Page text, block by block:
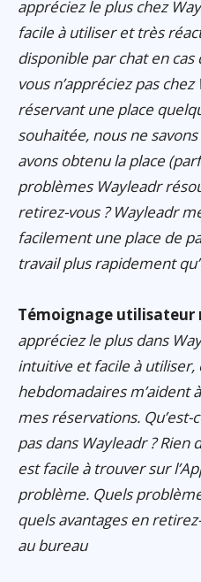
appréciez le plus chez
facile à utiliser et très
disponible par chat en cas
vous n’appréciez pas
réservant une place
souhaitée, nous ne
avons obtenu la place
problèmes Wayleadr
retirez-vous ? Wayleadr
facilement une place de
travail plus rapidement
Témoignage utilisateur
appréciez le plus dans
intuitive et facile à utiliser,
hebdomadaires m’aident
mes réservations. Qu’est-
pas dans Wayleadr ? Rien
est facile à trouver sur
problème. Quels
quels avantages en
au bureau